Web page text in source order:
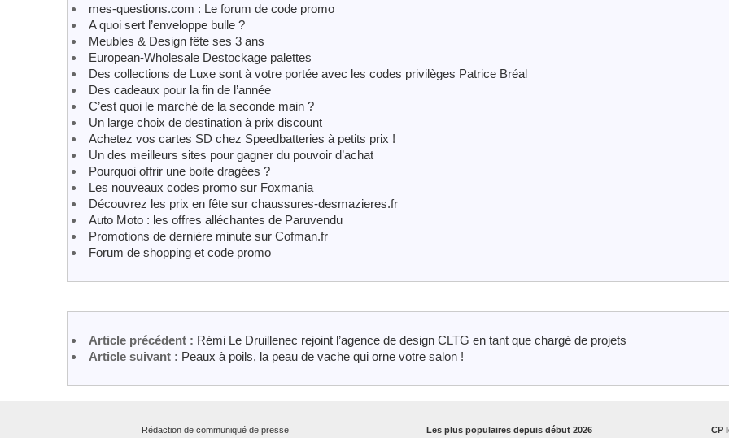
mes-questions.com : Le forum de code promo
A quoi sert l’enveloppe bulle ?
Meubles & Design fête ses 3 ans
European-Wholesale Destockage palettes
Des collections de Luxe sont à votre portée avec les codes privilèges Patrice Bréal
Des cadeaux pour la fin de l’année
C’est quoi le marché de la seconde main ?
Un large choix de destination à prix discount
Achetez vos cartes SD chez Speedbatteries à petits prix !
Un des meilleurs sites pour gagner du pouvoir d’achat
Pourquoi offrir une boite dragées ?
Les nouveaux codes promo sur Foxmania
Découvrez les prix en fête sur chaussures-desmazieres.fr
Auto Moto : les offres alléchantes de Paruvendu
Promotions de dernière minute sur Cofman.fr
Forum de shopping et code promo
Article précédent : Rémi Le Druillenec rejoint l’agence de design CLTG en tant que chargé de projets
Article suivant : Peaux à poils, la peau de vache qui orne votre salon !
Rédaction de communiqué de presse CP
Les plus populaires depuis début 2026